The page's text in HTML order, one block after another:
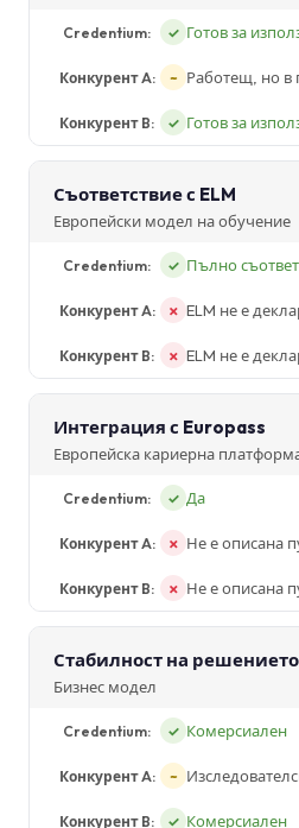
✓ Готов за
~ Работещ, но в
✓ Готов за
Съответствие с ELM
Европейски модел на обучение
✓ Пълно
✗ ELM не е
✗ ELM не е
Интеграция с Europass
Европейска кариерна
✓ Да
✗ Не е описана
✗ Не е описана
Стабилност на решението
Бизнес модел
✓ Комерсиален
~
✓ Комерсиален